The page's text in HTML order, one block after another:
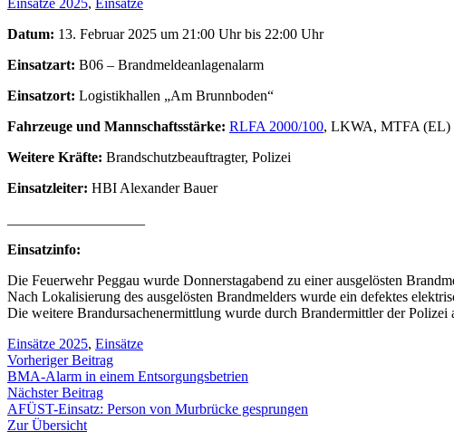
Datum: 13. Februar 2025 um 21:00 Uhr bis 22:00 Uhr
Einsatzart: B06 – Brandmeldeanlagenalarm
Einsatzort: Logistikhallen „Am Brunnboden“
Fahrzeuge und Mannschaftsstärke: RLFA 2000/100, LKWA, MTFA (EL)
Weitere Kräfte: Brandschutzbeauftragter, Polizei
Einsatzleiter: HBI Alexander Bauer
Einsatzinfo:
Die Feuerwehr Peggau wurde Donnerstagabend zu einer ausgelösten
Nach Lokalisierung des ausgelösten Brandmelders wurde ein defektes
Die weitere Brandursachenermittlung wurde durch Brandermittler der Polizei
Einsätze 2025, Einsätze
Beitragsnavigation
Vorheriger BeitragVorheriger
Beitrag:
BMA-Alarm in einem Entsorgungsbetrien
Nächster BeitragNächster
Beitrag:
AFÜST-Einsatz: Person von Murbrücke gesprungen
Zur Übersicht